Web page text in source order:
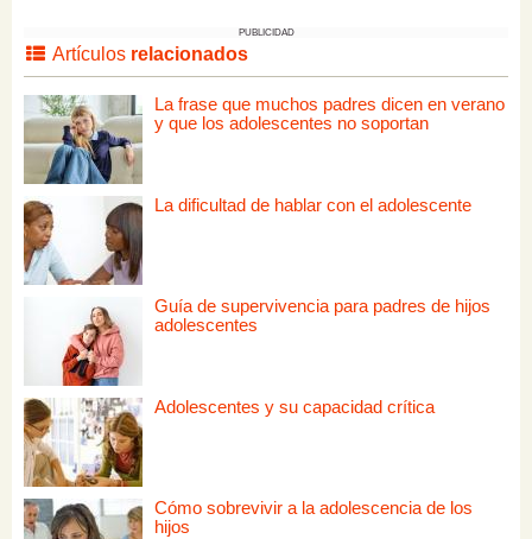
PUBLICIDAD
Artículos relacionados
La frase que muchos padres dicen en verano
y que los adolescentes no soportan
La dificultad de hablar con el adolescente
Guía de supervivencia para padres de hijos
adolescentes
Adolescentes y su capacidad crítica
Cómo sobrevivir a la adolescencia de los
hijos